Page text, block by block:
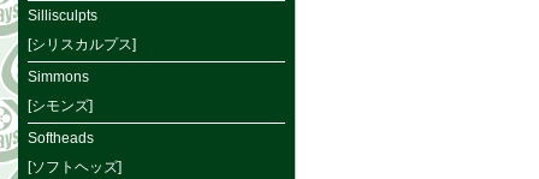
Sillisculpts
[シリスカルプス]
Simmons
[シモンズ]
Softheads
[ソフトヘッズ]